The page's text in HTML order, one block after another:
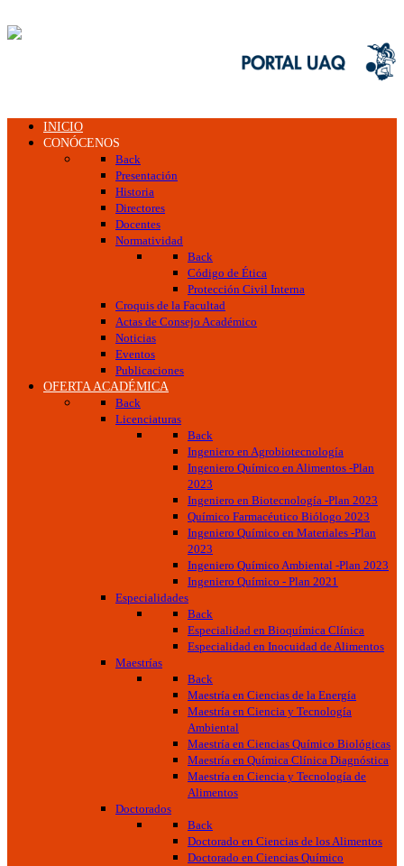
INICIO
CONÓCENOS
Back
Presentación
Historia
Directores
Docentes
Normatividad
Back
Código de Ética
Protección Civil Interna
Croquis de la Facultad
Actas de Consejo Académico
Noticias
Eventos
Publicaciones
OFERTA ACADÉMICA
Back
Licenciaturas
Back
Ingeniero en Agrobiotecnología
Ingeniero Químico en Alimentos -Plan
2023
Ingeniero en Biotecnología -Plan 2023
Químico Farmacéutico Biólogo 2023
Ingeniero Químico en Materiales -Plan
2023
Ingeniero Químico Ambiental -Plan 2023
Ingeniero Químico - Plan 2021
Especialidades
Back
Especialidad en Bioquímica Clínica
Especialidad en Inocuidad de Alimentos
Maestrías
Back
Maestría en Ciencias de la Energía
Maestría en Ciencia y Tecnología
Ambiental
Maestría en Ciencias Químico Biológicas
Maestría en Química Clínica Diagnóstica
Maestría en Ciencia y Tecnología de
Alimentos
Doctorados
Back
Doctorado en Ciencias de los Alimentos
Doctorado en Ciencias Químico